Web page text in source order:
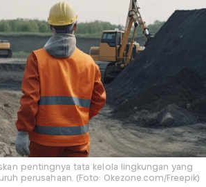
pentingnya tata kelola lingkungan yang
perusahaan. (Foto: Okezone.com/Freepik)